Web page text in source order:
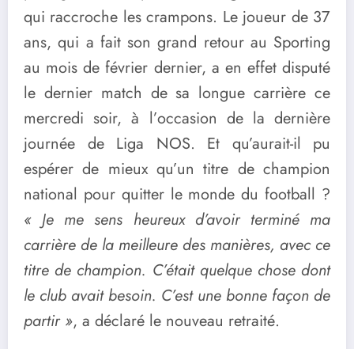
qui raccroche les crampons. Le joueur de 37
ans, qui a fait son grand retour au Sporting
au mois de février dernier, a en effet disputé
le dernier match de sa longue carrière ce
mercredi soir, à l’occasion de la dernière
journée de Liga NOS. Et qu’aurait-il pu
espérer de mieux qu’un titre de champion
national pour quitter le monde du football ?
« Je me sens heureux d’avoir terminé ma
carrière de la meilleure des manières, avec ce
titre de champion. C’était quelque chose dont
le club avait besoin. C’est une bonne façon de
partir », a déclaré le nouveau retraité.